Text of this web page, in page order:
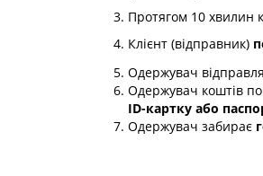
Протягом 10 хвилин
Клієнт (відправник)
Одержувач
Одержувач коштів
ID-картку або
Одержувач забирає